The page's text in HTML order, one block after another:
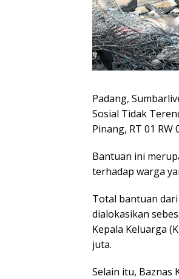
Padang,
Sosial Tidak
Pinang, RT 01 RW
Bantuan ini
terhadap warga
Total bantuan
dialokasikan
Kepala Keluarga
juta.
Selain itu, Baznas